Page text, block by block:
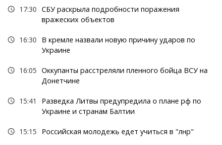
17:30 СБУ раскрыла подробности поражения
вражеских объектов
16:30
В кремле назвали новую причину ударов по
Украине
16:05 Оккупанты расстреляли пленного бойца ВСУ на
Донетчине
15:41
Разведка Литвы предупредила о плане рф по
Украине и странам Балтии
15:15 Российская молодежь едет учиться в "лнр"